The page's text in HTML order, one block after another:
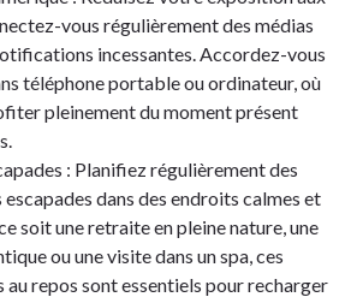
vous régulièrement des médias
incessantes. Accordez-vous
téléphone portable ou ordinateur, où
pleinement du moment présent
: Planifiez régulièrement des
escapades dans des endroits calmes et
soit une retraite en pleine nature, une
ou une visite dans un spa, ces
au repos sont essentiels pour recharger